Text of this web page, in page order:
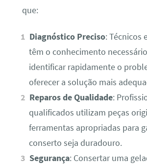
que:
Diagnóstico Preciso: Técnicos
têm o conhecimento
identificar rapidamente o
oferecer a solução mais
Reparos de Qualidade:
qualificados utilizam peças
ferramentas apropriadas para
conserto seja duradouro.
Segurança: Consertar uma